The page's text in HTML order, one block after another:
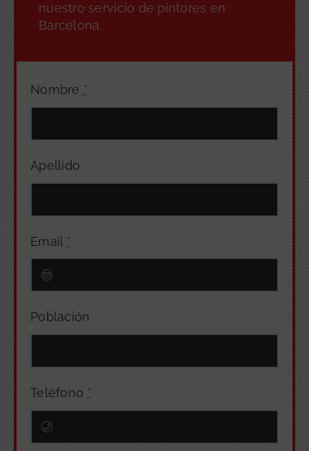
Nombre *
Apellido
Email *
Población
Teléfono *
nuestro servicio de pintores en
Barcelona.